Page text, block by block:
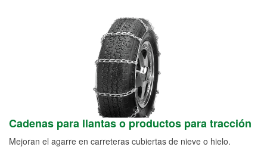
Cadenas para llantas o productos para tracción
Mejoran el agarre en carreteras cubiertas de nieve o hielo.